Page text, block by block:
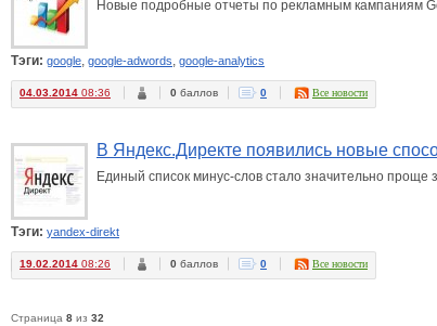
Новые подробные отчеты по рекламным кампаниям
Тэги: google, google-adwords, google-analytics
04.03.2014 08:36 0 баллов 0 Все новости
В Яндекс.Директе появились новые
Единый список минус-слов стало значительно проще
Тэги: yandex-direkt
19.02.2014 08:26 0 баллов 0 Все новости
Страница 8 из 32